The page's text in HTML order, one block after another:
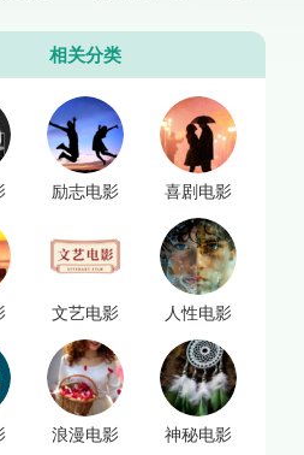
相关分类
励志电影 喜剧电影
文艺电影 人性电影
浪漫电影 神秘电影